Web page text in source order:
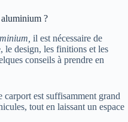
?
il est nécessaire de
le design, les finitions et les
conseils à prendre en
carport est suffisamment grand
tout en laissant un espace